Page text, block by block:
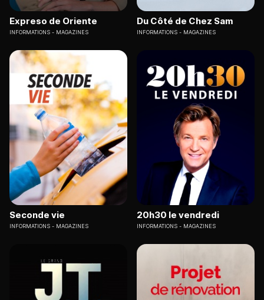
Expreso de Oriente
INFORMATIONS MAGAZINES
Du Côté de Chez Sam
INFORMATIONS MAGAZINES
Seconde vie
INFORMATIONS MAGAZINES
20h30 le vendredi
INFORMATIONS MAGAZINES